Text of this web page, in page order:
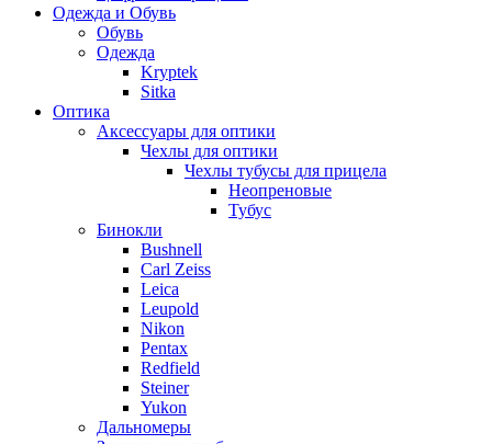
Одежда и Обувь
Обувь
Одежда
Kryptek
Sitka
Оптика
Аксессуары для оптики
Чехлы для оптики
Чехлы тубусы для прицела
Неопреновые
Тубус
Бинокли
Bushnell
Carl Zeiss
Leica
Leupold
Nikon
Pentax
Redfield
Steiner
Yukon
Дальномеры